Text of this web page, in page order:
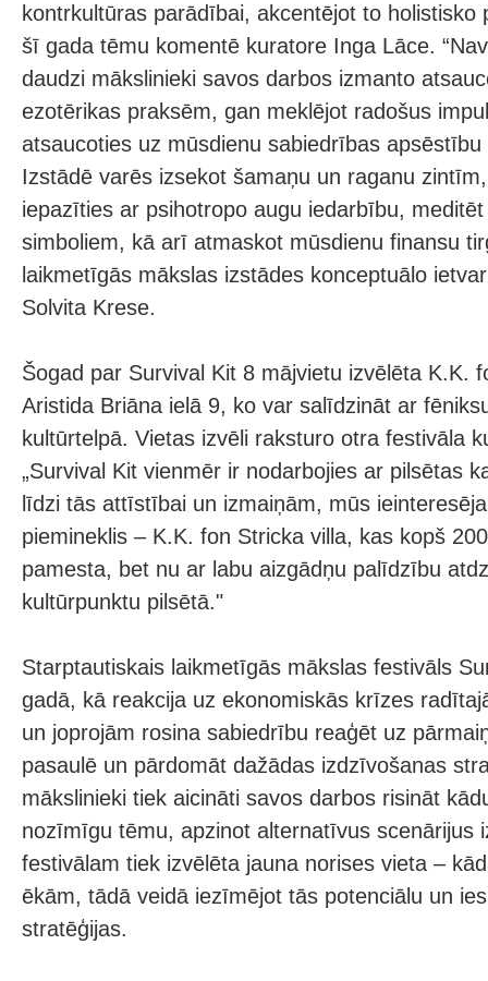
kontrkultūras parādībai, akcentējot to holistisko
šī gada tēmu komentē kuratore Inga Lāce.
daudzi mākslinieki savos darbos izmanto
ezotērikas praksēm, gan meklējot radošus
atsaucoties uz mūsdienu sabiedrības
Izstādē varēs izsekot šamaņu un raganu
iepazīties ar psihotropo augu iedarbību,
simboliem, kā arī atmaskot mūsdienu finansu
laikmetīgās mākslas izstādes konceptuālo
Solvita Krese.
Šogad par Survival Kit 8 mājvietu izvēlēta K.K.
Aristida Briāna ielā 9, ko var salīdzināt ar
kultūrtelpā. Vietas izvēli raksturo otra festivāla
„Survival Kit vienmēr ir nodarbojies ar pilsētas
līdzi tās attīstībai un izmaiņām, mūs
piemineklis – K.K. fon Stricka villa, kas kopš
pamesta, bet nu ar labu aizgādņu palīdzību
kultūrpunktu pilsētā."
Starptautiskais laikmetīgās mākslas festivāls
gadā, kā reakcija uz ekonomiskās krīzes
un joprojām rosina sabiedrību reaģēt uz
pasaulē un pārdomāt dažādas izdzīvošanas
mākslinieki tiek aicināti savos darbos risināt
nozīmīgu tēmu, apzinot alternatīvus scenārijus
festivālam tiek izvēlēta jauna norises vieta –
ēkām, tādā veidā iezīmējot tās potenciālu un
stratēģijas.